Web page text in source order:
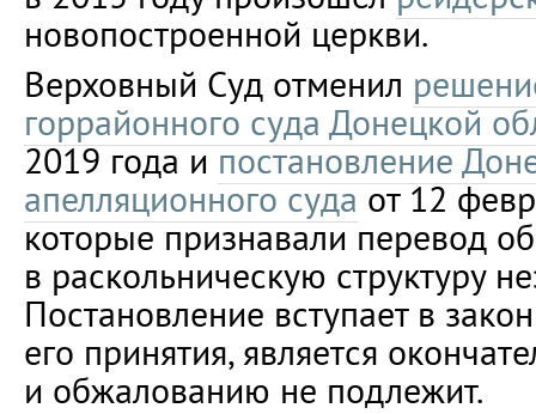
новопостроенной церкви.
Верховный Суд отменил
горрайонного суда Донецкой
2019 года ипостановление
апелляционного судаот 12
которые признавали перевод
в раскольническую структуру
Постановление вступает в
его принятия, является
и обжалованию не подлежит.